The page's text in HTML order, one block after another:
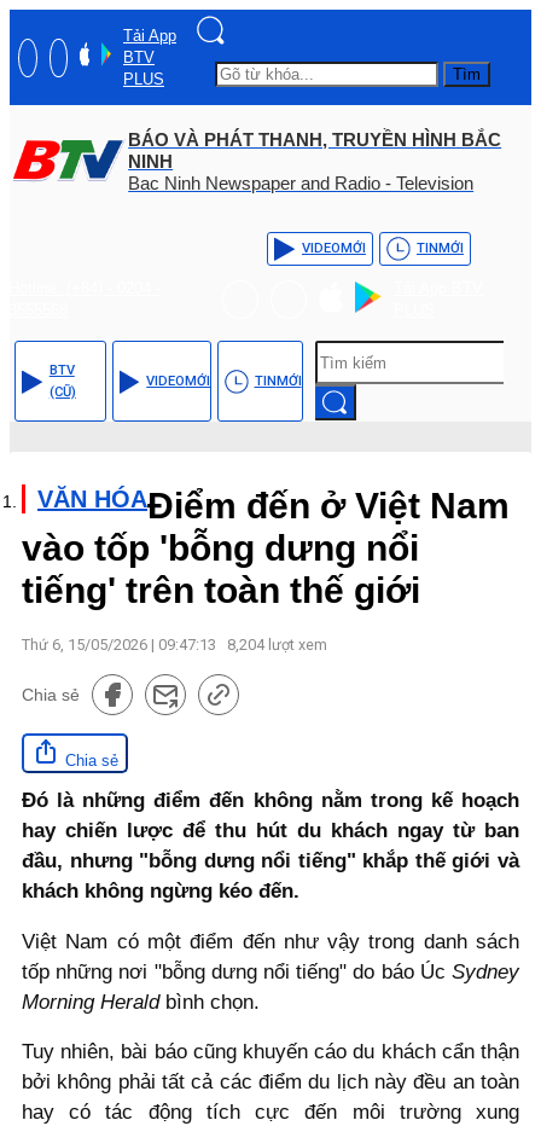
Tải App
BTV
PLUS
Tìm
BÁO VÀ PHÁT THANH, TRUYỀN HÌNH BẮC
NINH
Bac Ninh Newspaper and Radio - Television
VIDEOMỚI TINMỚI
BTV
(CŨ)
VIDEOMỚI TINMỚI
VĂN HÓAĐiểm đến ở Việt Nam
vào tốp 'bỗng dưng nổi
tiếng' trên toàn thế giới
Thứ 6, 15/05/2026 | 09:47:13 8,204lượt xem
Chia sẻ
Chia sẻ
Đó là những điểm đến không nằm trong kế hoạch
hay chiến lược để thu hút du khách ngay từ ban
đầu, nhưng "bỗng dưng nổi tiếng" khắp thế giới và
khách không ngừng kéo đến.
Việt Nam có một điểm đến như vậy trong danh sách
tốp những nơi "bỗng dưng nổi tiếng" do báo Úc Sydney
Morning Heraldbình chọn.
Tuy nhiên, bài báo cũng khuyến cáo du khách cẩn thận
bởi không phải tất cả các điểm du lịch này đều an toàn
hay có tác động tích cực đến môi trường xung